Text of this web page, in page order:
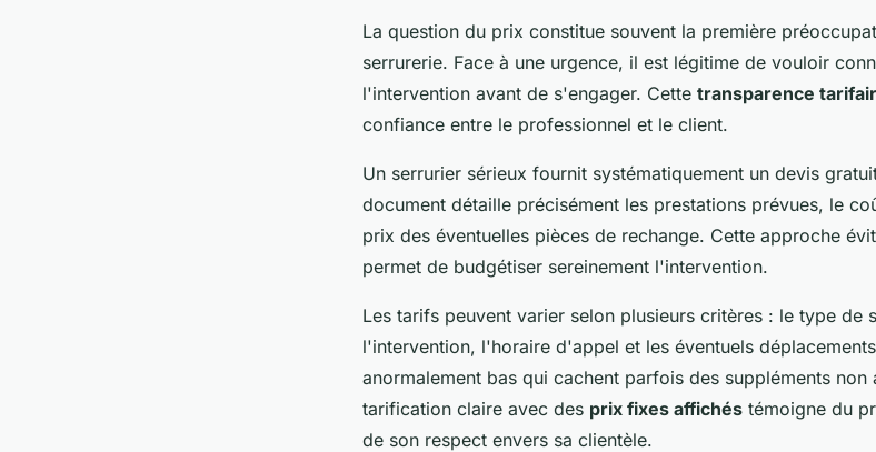
La question du prix constitue souvent la première
serrurerie. Face à une urgence, il est légitime de vouloir
l'intervention avant de s'engager. Cette transparence
confiance entre le professionnel et le client.
Un serrurier sérieux fournit systématiquement un devis
document détaille précisément les prestations prévues, le
prix des éventuelles pièces de rechange. Cette approche
permet de budgétiser sereinement l'intervention.
Les tarifs peuvent varier selon plusieurs critères : le type de
l'intervention, l'horaire d'appel et les éventuels
anormalement bas qui cachent parfois des suppléments non
tarification claire avec des prix fixes affichés témoigne du
de son respect envers sa clientèle.